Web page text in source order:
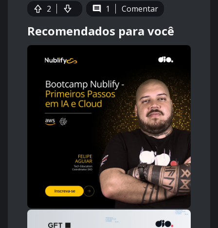
2 1 Comentar
Recomendados para você